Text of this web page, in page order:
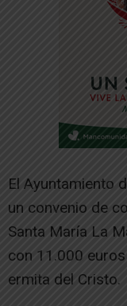
El Ayuntamiento
un convenio de
Santa María La
con 11.000
ermita del Cristo.